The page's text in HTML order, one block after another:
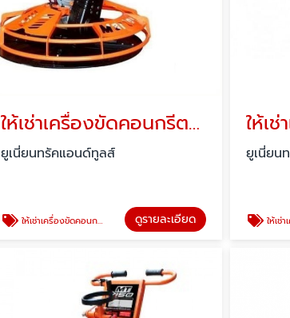
ให้เช่าเครื่องขัดคอนกรีตแบบแมงปอ-ปทุมธานี
ยูเนี่ยนทรัคแอนด์ทูลส์
ให้เช่าเครื่องขัดคอนกรีตแบบแมงปอ ดูรายละเอียด
ยูเนี่ยน
ให้เช่